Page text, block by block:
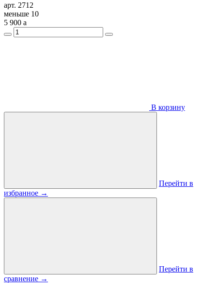
арт. 2712
меньше 10
5 900 a
В корзину
Перейти в
избранное →
Перейти в
сравнение →